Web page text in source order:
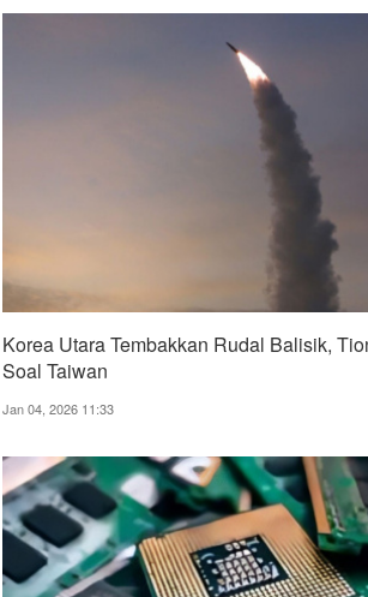
Korea Utara Tembakkan Rudal Balisik,
Soal Taiwan
Jan 04, 2026 11:33